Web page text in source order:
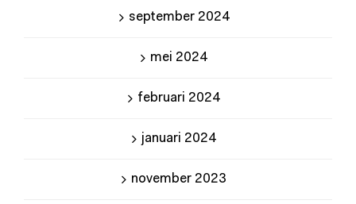
september 2024
mei 2024
februari 2024
januari 2024
november 2023